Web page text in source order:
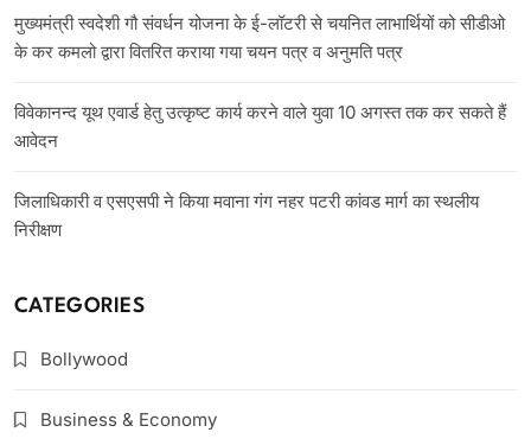
मुख्यमंत्री स्वदेशी गौ संवर्धन योजना के ई-लॉटरी से चयनित लाभार्थियों को सीडीओ
के कर कमलो द्वारा वितरित कराया गया चयन पत्र व अनुमति पत्र
विवेकानन्द यूथ एवार्ड हेतु उत्कृष्ट कार्य करने वाले युवा 10 अगस्त तक कर सकते हैं
आवेदन
जिलाधिकारी व एसएसपी ने किया मवाना गंग नहर पटरी कांवड मार्ग का स्थलीय
निरीक्षण
CATEGORIES
Bollywood
Business & Economy